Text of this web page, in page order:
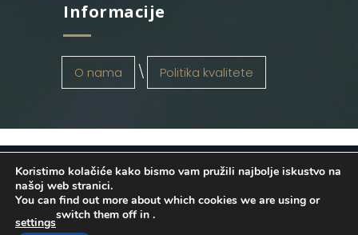
Informacije
O nama Politika kvalitete
OSATINA GRUPA d.o.o. 2026
. Configured
byINFOS Osijek. Sva prava pridržana.
Koristimo kolačiće kako bismo vam pružili najbolje iskustvo na
našoj web stranici.
You can find out more about which cookies we are using or
switch them off in
settings
.